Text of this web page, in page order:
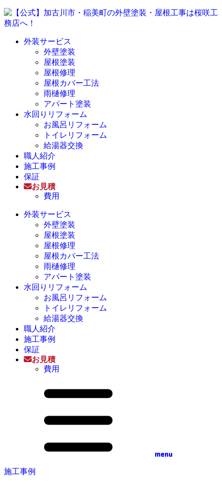
外装サービス
外壁塗装
屋根塗装
屋根修理
屋根カバー工法
雨樋修理
アパート塗装
水回りリフォーム
お風呂リフォーム
トイレリフォーム
給湯器交換
職人紹介
施工事例
保証
お見積
費用
外装サービス
外壁塗装
屋根塗装
屋根修理
屋根カバー工法
雨樋修理
アパート塗装
水回りリフォーム
お風呂リフォーム
トイレリフォーム
給湯器交換
職人紹介
施工事例
保証
お見積
費用
menu
施工事例